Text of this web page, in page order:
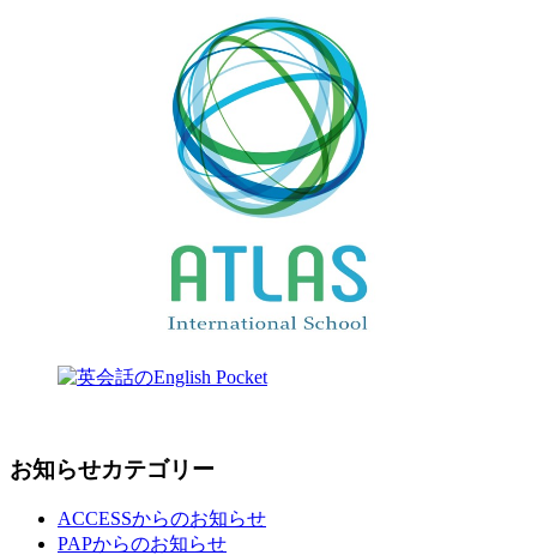
お知らせカテゴリー
ACCESSからのお知らせ
PAPからのお知らせ